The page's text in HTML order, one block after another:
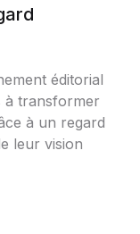
éditorial
à transformer
à un regard
leur vision